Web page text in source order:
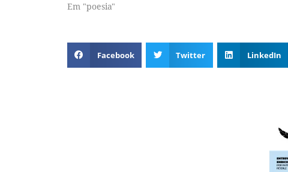
Em "poesia"
Facebook Twitter LinkedIn